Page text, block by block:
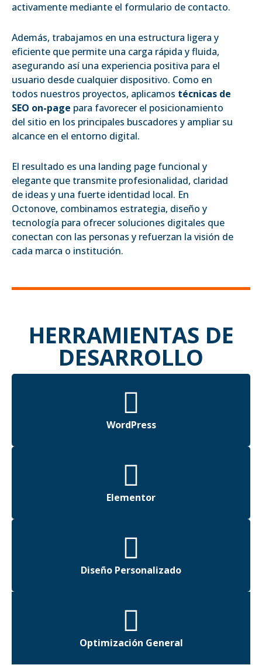
activamente mediante el formulario de contacto.
Además, trabajamos en una estructura ligera y
eficiente que permite una carga rápida y fluida,
asegurando así una experiencia positiva para el
usuario desde cualquier dispositivo. Como en
todos nuestros proyectos, aplicamos técnicas de
SEO on-page para favorecer el posicionamiento
del sitio en los principales buscadores y ampliar su
alcance en el entorno digital.
El resultado es una landing page funcional y
elegante que transmite profesionalidad, claridad
de ideas y una fuerte identidad local. En
Octonove, combinamos estrategia, diseño y
tecnología para ofrecer soluciones digitales que
conectan con las personas y refuerzan la visión de
cada marca o institución.
HERRAMIENTAS DE
DESARROLLO
WordPress
Elementor
Diseño Personalizado
Optimización General